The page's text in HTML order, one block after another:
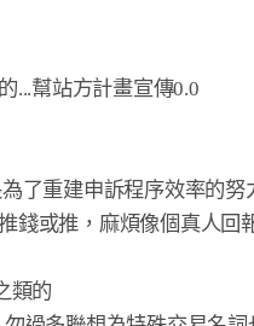
...幫站方計畫宣傳0.0